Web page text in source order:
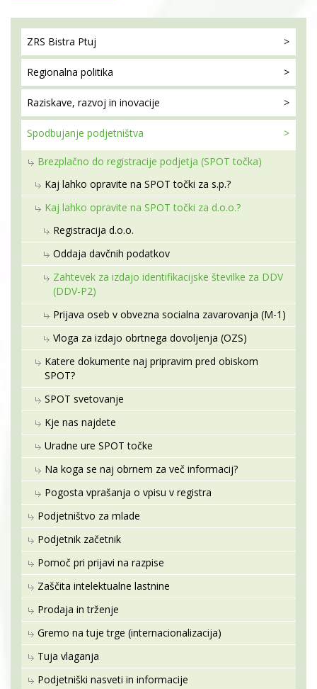
ZRS Bistra Ptuj
Regionalna politika
Raziskave, razvoj in inovacije
Spodbujanje podjetništva
Brezplačno do registracije podjetja (SPOT točka)
Kaj lahko opravite na SPOT točki za s.p.?
Kaj lahko opravite na SPOT točki za d.o.o.?
Registracija d.o.o.
Oddaja davčnih podatkov
Zahtevek za izdajo identifikacijske številke za DDV
(DDV-P2)
Prijava oseb v obvezna socialna zavarovanja (M-1)
Vloga za izdajo obrtnega dovoljenja (OZS)
Katere dokumente naj pripravim pred obiskom
SPOT?
SPOT svetovanje
Kje nas najdete
Uradne ure SPOT točke
Na koga se naj obrnem za več informacij?
Pogosta vprašanja o vpisu v registra
Podjetništvo za mlade
Podjetnik začetnik
Pomoč pri prijavi na razpise
Zaščita intelektualne lastnine
Prodaja in trženje
Gremo na tuje trge (internacionalizacija)
Tuja vlaganja
Podjetniški nasveti in informacije